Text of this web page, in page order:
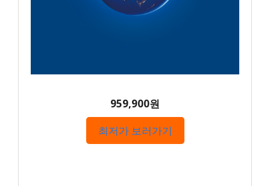
959,900원
최저가 보러가기